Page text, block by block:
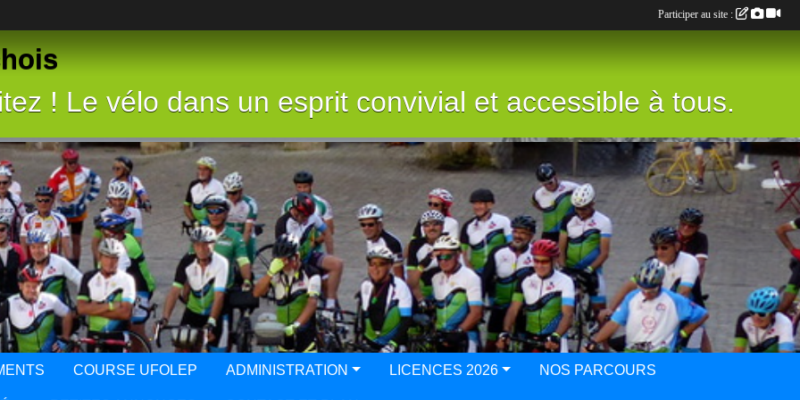
! Le vélo dans un esprit convivial et accessible à tous.
COURSE UFOLEP ADMINISTRATION LICENCES 2026 NOS PARCOURS
Participer au site :